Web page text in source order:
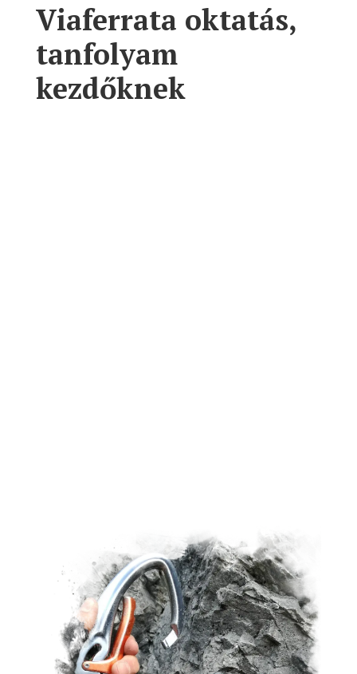
Viaferrata oktatás,
tanfolyam
kezdőknek